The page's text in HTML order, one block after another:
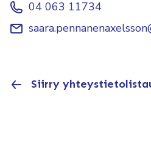
04 063 11734
Siirry